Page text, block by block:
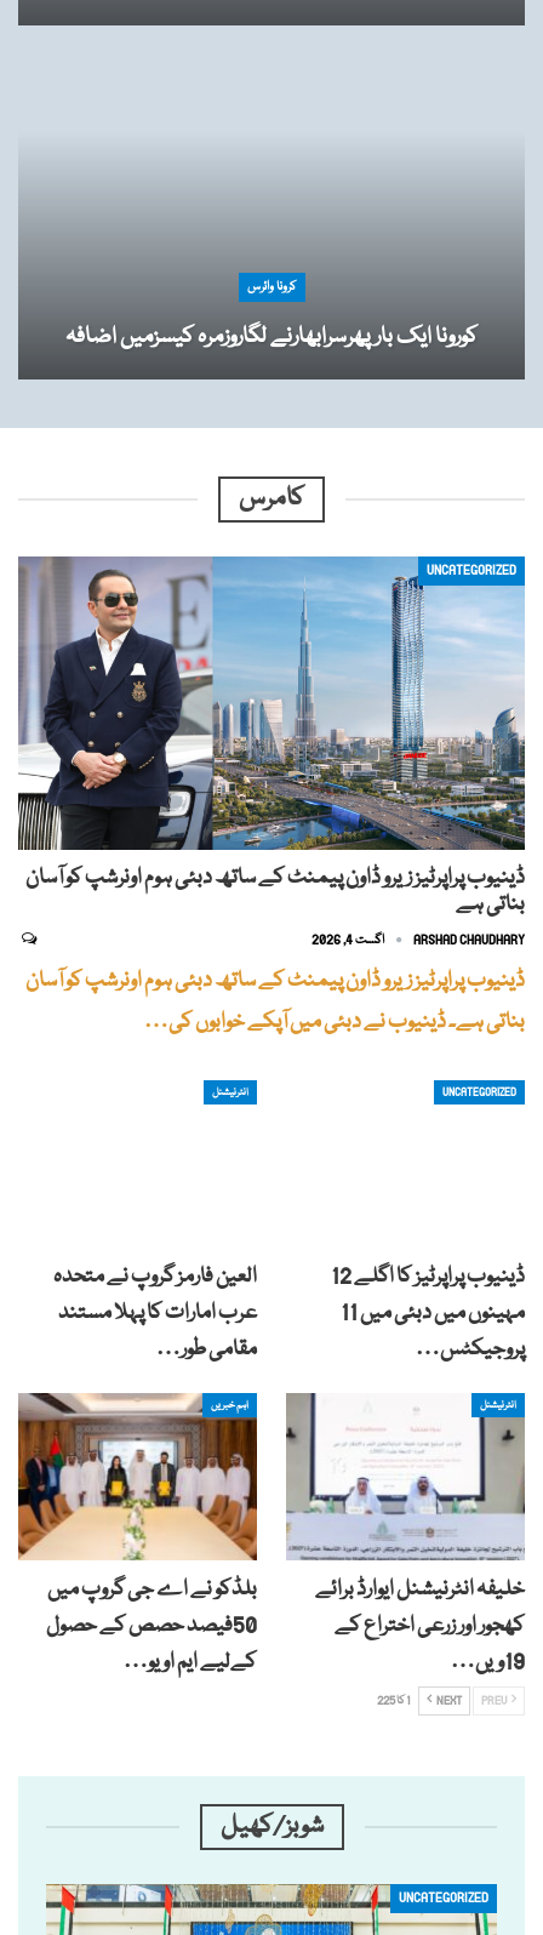
کرونا وائرس
کورونا ایک بارپھرسرابھارنے لگاروزمرہ کیسزمیں اضافہ
کامرس
UNCATEGORIZED
ڈینیوب پراپرٹیز زیرو ڈاون پیمنٹ کے ساتھ دبئی ہوم اونرشپ کو آسان
بناتی ہے
ARSHAD CHAUDHARY اگست 4, 2026
ڈینیوب پراپرٹیز زیرو ڈاون پیمنٹ کے ساتھ دبئی ہوم اونرشپ کو آسان
بناتی ہے۔ ڈینیوب نے دبئی میں آپکے خوابوں کی…
UNCATEGORIZED
ڈینیوب پراپرٹیز کا اگلے 12
مہینوں میں دبئی میں 11
پروجیکٹس…
انٹرنیشنل
العین فارمز گروپ نے متحدہ
عرب امارات کا پہلا مستند
مقامی طور…
انٹرنیشنل
خلیفہ انٹرنیشنل ایوارڈ برائے
کھجور اور زرعی اختراع کے
19ویں…
اہم خبریں
بلڈکو نے اے جی گروپ میں
50فیصد حصص کے حصول
کےلیے ایم او یو…
NEXT 1 کا 225
شوبز/کھیل
UNCATEGORIZED